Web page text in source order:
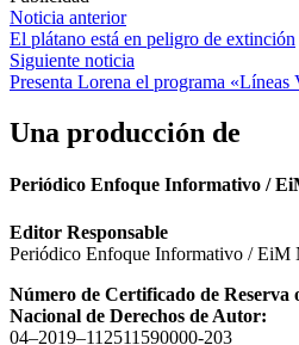
Navegación
de
entradas
Noticia anterior
El plátano está en peligro de extinción
Siguiente noticia
Presenta Lorena el programa «Líneas
Una producción de
Periódico Enfoque Informativo /
Editor Responsable
Periódico Enfoque Informativo / EiM
Número de Certificado de
Nacional de Derechos de Autor:
04–2019–112511590000-203